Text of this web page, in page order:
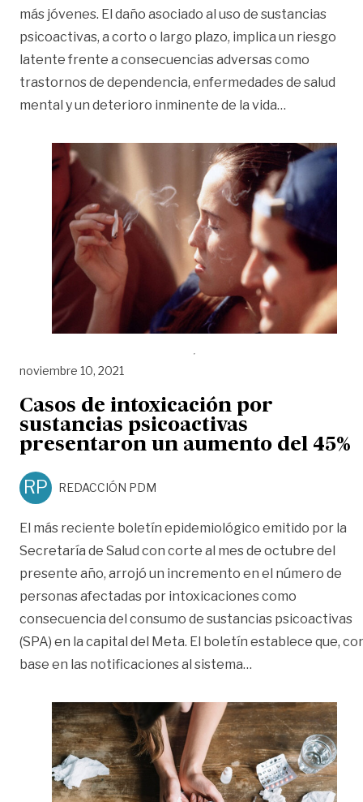
más jóvenes. El daño asociado al uso de sustancias
psicoactivas, a corto o largo plazo, implica un riesgo
latente frente a consecuencias adversas como
trastornos de dependencia, enfermedades de salud
mental y un deterioro inminente de la vida…
noviembre 10, 2021
Casos de intoxicación por
sustancias psicoactivas
presentaron un aumento del 45%
RP REDACCIÓN PDM
El más reciente boletín epidemiológico emitido por la
Secretaría de Salud con corte al mes de octubre del
presente año, arrojó un incremento en el número de
personas afectadas por intoxicaciones como
consecuencia del consumo de sustancias psicoactivas
(SPA) en la capital del Meta. El boletín establece que,
base en las notificaciones al sistema…